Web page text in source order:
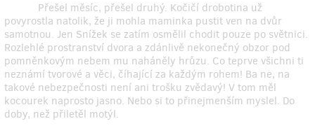
Přešel měsíc, přešel druhý. Kočičí drobotina už
povyrostla natolik, že ji mohla maminka pustit ven na dvůr
samotnou. Jen Snížek se zatím osmělil chodit pouze po světnici.
Rozlehlé prostranství dvora a zdánlivě nekonečný obzor pod
pomněnkovým nebem mu naháněly hrůzu. Co teprve všichni ti
neznámí tvorové a věci, číhající za každým rohem! Ba ne, na
takové nebezpečnosti není ani trošku zvědavý! V tom měl
kocourek naprosto jasno. Nebo si to přinejmenším myslel. Do
doby, než přiletěl motýl.